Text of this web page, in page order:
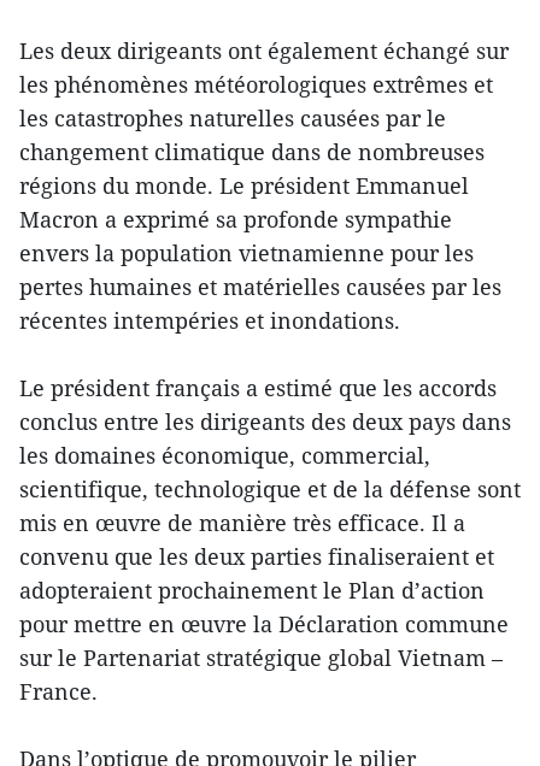
Les deux dirigeants ont également échangé sur
les phénomènes météorologiques extrêmes et
les catastrophes naturelles causées par le
changement climatique dans de nombreuses
régions du monde. Le président Emmanuel
Macron a exprimé sa profonde sympathie
envers la population vietnamienne pour les
pertes humaines et matérielles causées par les
récentes intempéries et inondations.
Le président français a estimé que les accords
conclus entre les dirigeants des deux pays dans
les domaines économique, commercial,
scientifique, technologique et de la défense sont
mis en œuvre de manière très efficace. Il a
convenu que les deux parties finaliseraient et
adopteraient prochainement le Plan d’action
pour mettre en œuvre la Déclaration commune
sur le Partenariat stratégique global Vietnam –
France.
Dans l’optique de promouvoir le pilier